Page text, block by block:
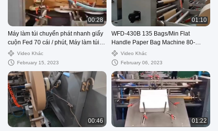
00:28
Máy làm túi chuyển phát nhanh giấy
cuộn Fed 70 cái / phút, Máy làm túi
gửi thư 80-250mm
Video Khác
February 15, 2023
01:10
WFD-430B 135 Bags/Min Flat
Handle Paper Bag Machine 80-
200mm Roll Fed Square Bottom
Video Khác
February 06, 2023
00:46
01:22